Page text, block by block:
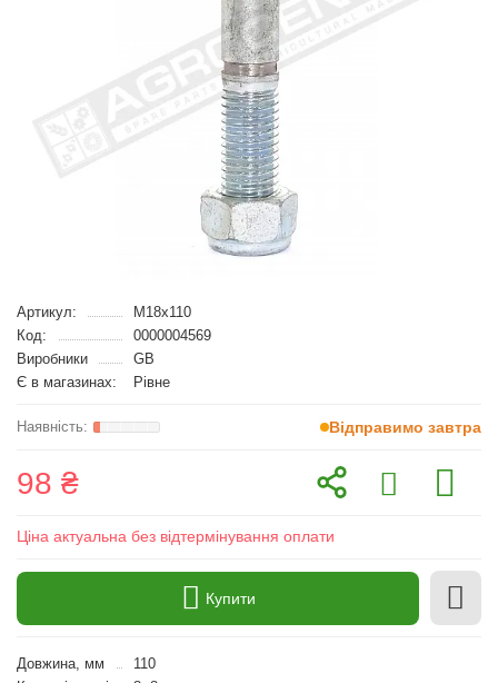
Артикул:
M18x110
Код:
0000004569
Виробники
GB
Є в магазинах:
Рівне
Відправимо завтра
98 ₴
Ціна актуальна без відтермінування оплати
Купити
Довжина, мм
110